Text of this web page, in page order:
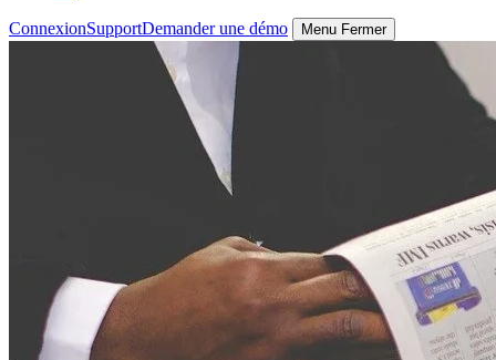
ConnexionSupportDemander une démo Menu Fermer